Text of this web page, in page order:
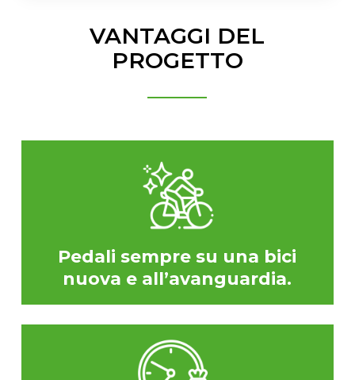
VANTAGGI DEL
PROGETTO
Pedali sempre su una bici
nuova e all’avanguardia.